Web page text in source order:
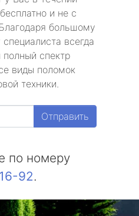
и не с
большому
всегда
полный спектр
виды поломок
техники.
Отправить
по номеру
92.